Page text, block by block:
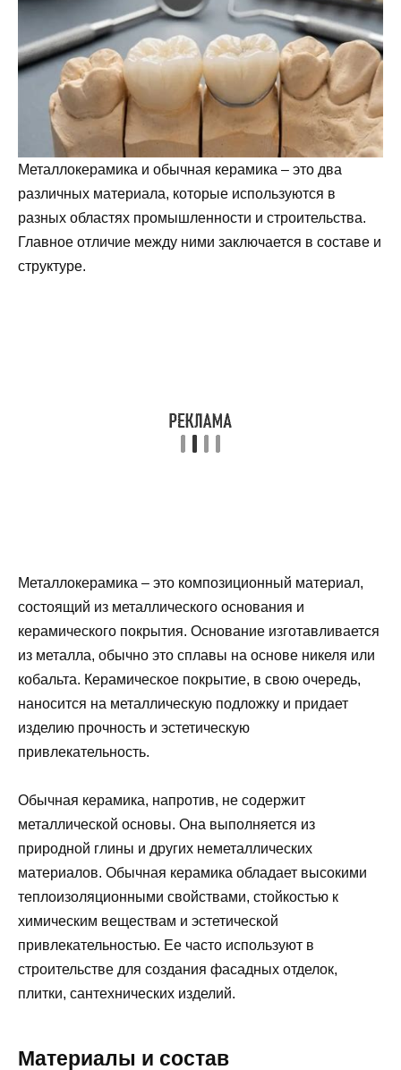
Металлокерамика и обычная керамика – это два
различных материала, которые используются в
разных областях промышленности и строительства.
Главное отличие между ними заключается в составе и
структуре.
Металлокерамика – это композиционный материал,
состоящий из металлического основания и
керамического покрытия. Основание изготавливается
из металла, обычно это сплавы на основе никеля или
кобальта. Керамическое покрытие, в свою очередь,
наносится на металлическую подложку и придает
изделию прочность и эстетическую
привлекательность.
Обычная керамика, напротив, не содержит
металлической основы. Она выполняется из
природной глины и других неметаллических
материалов. Обычная керамика обладает высокими
теплоизоляционными свойствами, стойкостью к
химическим веществам и эстетической
привлекательностью. Ее часто используют в
строительстве для создания фасадных отделок,
плитки, сантехнических изделий.
Материалы и состав